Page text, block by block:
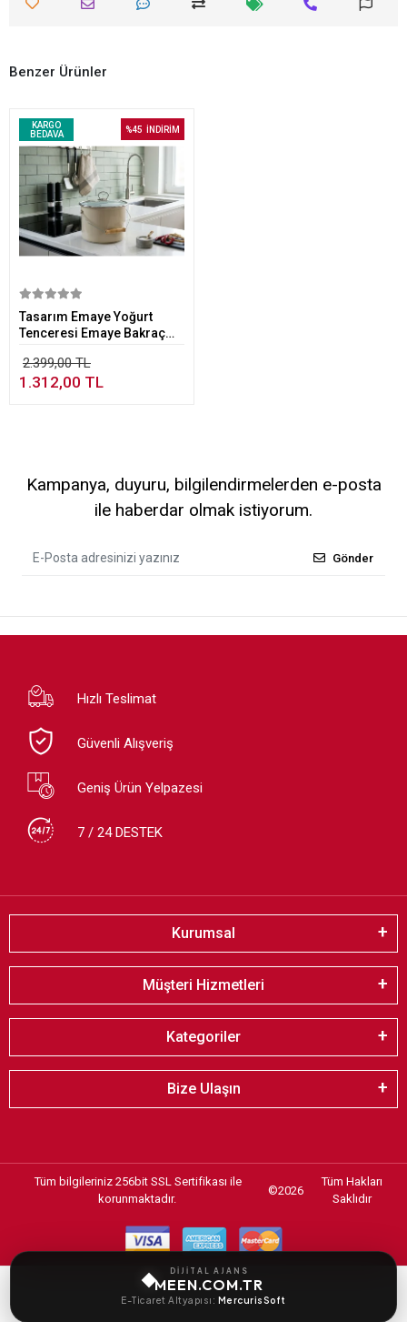
Benzer Ürünler
KARGO
BEDAVA
%45 İNDİRİM
Sepete Ekle
Tasarım Emaye Yoğurt
Tenceresi Emaye Bakraç
2.399,00 TL
1.312,00 TL
Kampanya, duyuru, bilgilendirmelerden e-posta
ile haberdar olmak istiyorum.
Gönder
Hızlı Teslimat
Güvenli Alışveriş
Geniş Ürün Yelpazesi
7 / 24 DESTEK
Kurumsal
Müşteri Hizmetleri
Kategoriler
Bize Ulaşın
Tüm bilgileriniz 256bit SSL Sertifikası ile
korunmaktadır.
©2026
Tüm Hakları
Saklıdır
E-Ticaret Altyapısı: MercurisSoft
DİJİTAL AJANS
MEEN.COM.TR